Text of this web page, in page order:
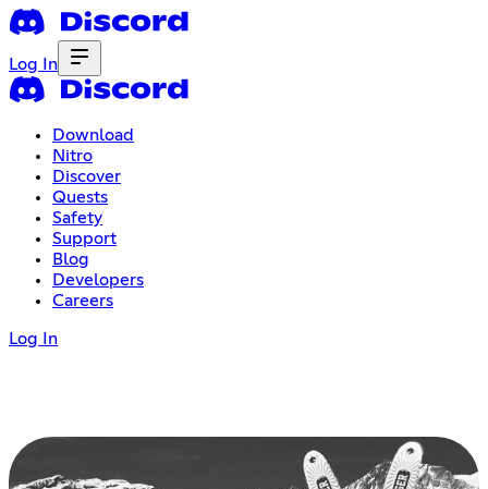
Log In
Download
Nitro
Discover
Quests
Safety
Support
Blog
Developers
Careers
Log In